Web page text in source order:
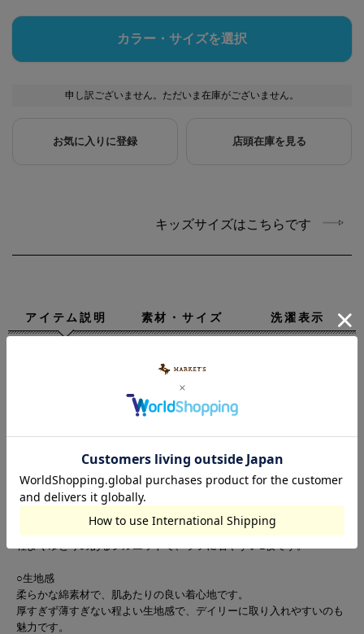
カラー・サイズを選択
申し訳ございません。ただいま在庫がございません。
お気に入りに登録 店頭在庫を見る
キッズサイズはこちらです
アイテム説明 素材・サイズ 洗濯表示
【ヴィンテージライクなムードで魅せる、存在感たっぷ
くデザインです。
かすれ感のあるプリントがこなれた雰囲気を演出し、着るだけでスタ
イリングの主役になります。
○生地感
柔らかな綿素材で、肌あたりの良い着心地です。
厚すぎず薄すぎない程よい生地感で、デイリーに取り入れやすいのも
魅力です。